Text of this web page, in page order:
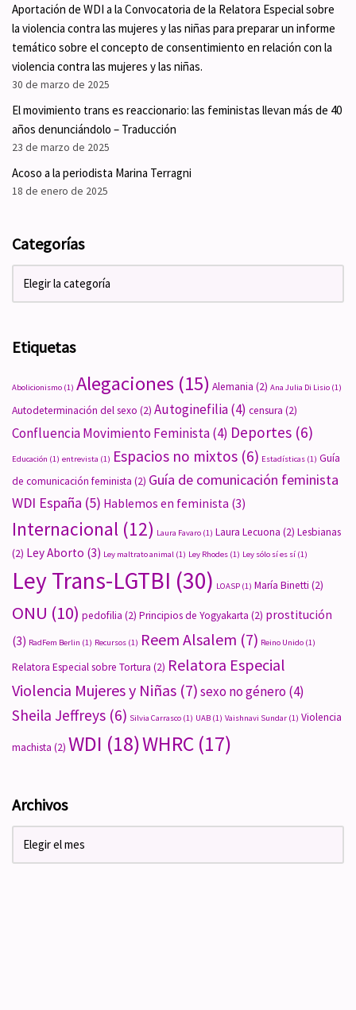
Aportación de WDI a la Convocatoria de la Relatora Especial sobre
la violencia contra las mujeres y las niñas para preparar un informe
temático sobre el concepto de consentimiento en relación con la
violencia contra las mujeres y las niñas.
30 de marzo de 2025
El movimiento trans es reaccionario: las feministas llevan más de 40
años denunciándolo – Traducción
23 de marzo de 2025
Acoso a la periodista Marina Terragni
18 de enero de 2025
Categorías
Etiquetas
Abolicionismo (1) Alegaciones (15) Alemania (2) Ana Julia Di Lisio (1)
Autodeterminación del sexo (2) Autoginefilia(4) censura (2)
Confluencia Movimiento Feminista(4) Deportes (6)
Educación (1) entrevista (1) Espacios no mixtos (6) Estadísticas (1) Guía
de comunicación feminista (2) Guía de comunicación feminista
WDI España (5) Hablemos en feminista (3)
Internacional (12) Laura Favaro (1) Laura Lecuona (2) Lesbianas
(2) Ley Aborto (3) Ley maltrato animal (1) Ley Rhodes (1) Ley sólo sí es sí (1)
Ley Trans-LGTBI (30) LOASP (1) María Binetti (2)
ONU (10) pedofilia (2) Principios de Yogyakarta (2) prostitución
(3) RadFem Berlin (1) Recursos (1) Reem Alsalem (7) Reino Unido (1)
Relatora Especial sobre Tortura (2) Relatora Especial
Violencia Mujeres y Niñas (7)sexo no género(4)
Sheila Jeffreys (6) Silvia Carrasco (1) UAB (1) Vaishnavi Sundar (1) Violencia
machista (2) WDI (18)WHRC (17)
Archivos